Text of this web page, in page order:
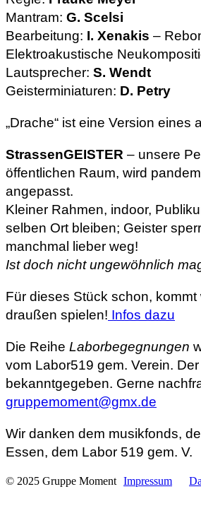
Mantram: G. Scelsi
Bearbeitung: I. Xenakis –
Elektroakustische
Lautsprecher: S. Wendt
Geisterminiaturen: D. Petry
„Drache“ ist eine Version eines
StrassenGEISTER – unsere
öffentlichen Raum, wird
angepasst.
Kleiner Rahmen, indoor,
selben Ort bleiben; Geister
manchmal lieber weg!
Ist doch nicht ungewöhnlich
Für dieses Stück schon, kommt
draußen spielen! Infos dazu
Die Reihe Laborbegegnungen
vom Labor519 gem. Verein.
bekanntgegeben. Gerne
gruppemoment@gmx.de
Wir danken dem musikfonds,
Essen, dem Labor 519 gem. V.
© 2025 Gruppe Moment Impressum